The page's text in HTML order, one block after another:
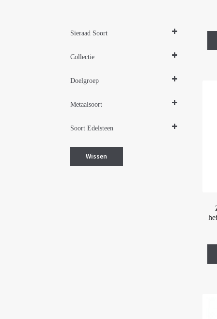
Sieraad Soort
Collectie
Doelgroep
Metaalsoort
Zilver gerhodineerd
Soort Edelsteen
Wissen